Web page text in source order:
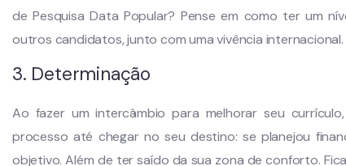
de Pesquisa Data Popular? Pense em como ter um
outros candidatos, junto com uma vivência internacional.
3. Determinação
Ao fazer um intercâmbio para melhorar seu
processo até chegar no seu destino: se planejou
objetivo. Além de ter saído da sua zona de conforto.